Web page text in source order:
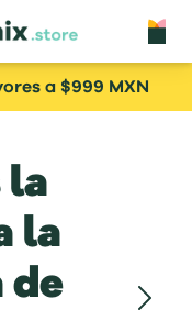
a $999 MXN
la
la
de